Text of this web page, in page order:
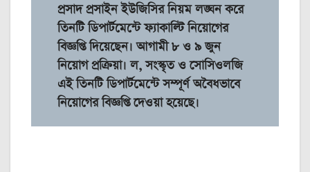
প্রসাদ প্রসাইন ইউজিসির নিয়ম লঙ্ঘন করে
তিনটি ডিপার্টমেন্টে ফ্যাকাল্টি নিয়োগের
বিজ্ঞপ্তি দিয়েছেন। আগামী ৮ ও ৯ জুন
নিয়োগ প্রক্রিয়া। ল, সংস্কৃত ও সোসিওলজি
এই তিনটি ডিপার্টমেন্টে সম্পূর্ণ অবৈধভাবে
নিয়োগের বিজ্ঞপ্তি দেওয়া হয়েছে।